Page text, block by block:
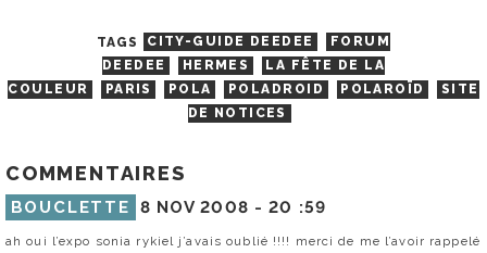
TAGS CITY-GUIDE DEEDEE
FORUM
DEEDEE
HERMES
LA FÊTE DE LA
COULEUR
PARIS POLA POLADROID POLAROÏD
SITE
DE NOTICES
COMMENTAIRES
BOUCLETTE 8 NOV 2008 -20 :59
ah oui l’expo sonia rykiel j’avais oublié !!!! merci de me l’avoir rappelé